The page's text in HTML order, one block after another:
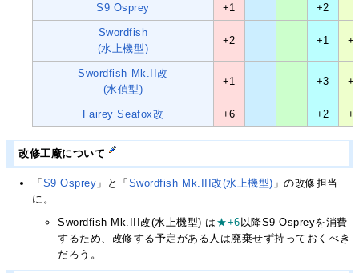
S9 Osprey +1 +2
Swordfish
(水上機型)
+2 +1
Swordfish Mk.II改
(水偵型)
+1 +3
Fairey Seafox改 +6 +2
改修工廠について
「 S9 Osprey 」と「 Swordfish Mk.III改(水上機型) 」の改修担当
に。
Swordfish Mk.III改(水上機型) は ★+6 以降S9 Ospreyを消費
するため、改修する予定がある人は廃棄せず持っておくべき
だろう。